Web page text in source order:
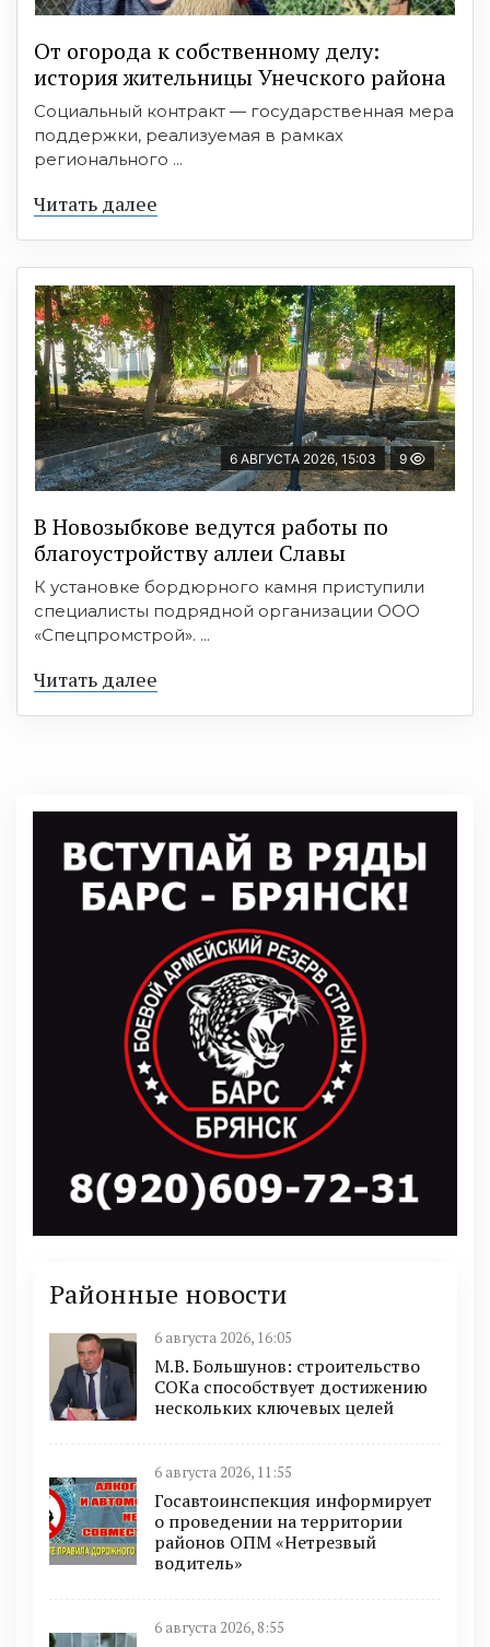
От огорода к собственному делу:
история жительницы Унечского района
Социальный контракт — государственная мера
поддержки, реализуемая в рамках
регионального ...
Читать далее
6 АВГУСТА 2026, 15:03 9
В Новозыбкове ведутся работы по
благоустройству аллеи Славы
К установке бордюрного камня приступили
специалисты подрядной организации ООО
«Спецпромстрой». ...
Читать далее
Районные новости
6 августа 2026, 16:05
М.В. Большунов: строительство
СОКа способствует достижению
нескольких ключевых целей
6 августа 2026, 11:55
Госавтоинспекция информирует
о проведении на территории
районов ОПМ «Нетрезвый
водитель»
6 августа 2026, 8:55